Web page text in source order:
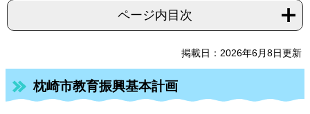
ページ内目次
掲載日：2026年6月8日更新
枕崎市教育振興基本計画